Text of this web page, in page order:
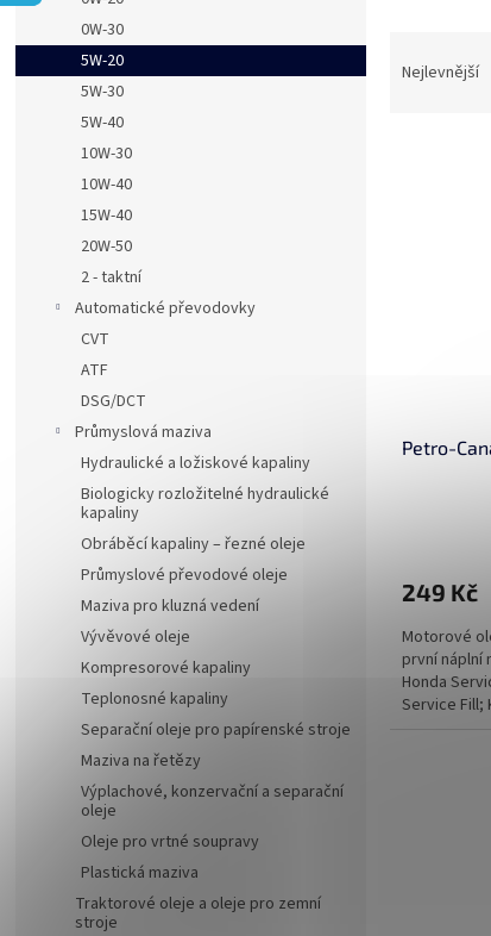
n
e
0W-30
5W-20
5W-30
5W-40
10W-30
10W-40
15W-40
20W-50
2 - taktní
Automatické převodovky
CVT
ATF
DSG/DCT
Průmyslová maziva
Hydraulické a ložiskové kapaliny
Biologicky rozložitelné hydraulické
kapaliny
Obráběcí kapaliny – řezné oleje
Průmyslové převodové oleje
Maziva pro kluzná vedení
Vývěvové oleje
Kompresorové kapaliny
Teplonosné kapaliny
Separační oleje pro papírenské stroje
Maziva na řetězy
Výplachové, konzervační a separační
oleje
Oleje pro vrtné soupravy
Plastická maziva
Traktorové oleje a oleje pro zemní
stroje
aNejlevnější
Petro-
249 Kč
Motorové
první náplní
Honda
Service Fill;